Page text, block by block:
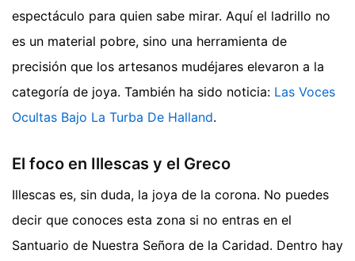
espectáculo para quien sabe mirar. Aquí el ladrillo no
es un material pobre, sino una herramienta de
precisión que los artesanos mudéjares elevaron a la
categoría de joya. También ha sido noticia: Las Voces
Ocultas Bajo La Turba De Halland.
El foco en Illescas y el Greco
Illescas es, sin duda, la joya de la corona. No puedes
decir que conoces esta zona si no entras en el
Santuario de Nuestra Señora de la Caridad. Dentro hay